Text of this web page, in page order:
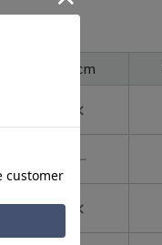
37cm
✕
―
✕